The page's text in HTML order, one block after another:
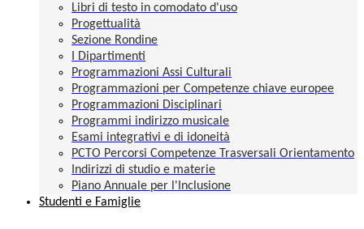
Libri di testo in comodato d'uso
Progettualità
Sezione Rondine
I Dipartimenti
Programmazioni Assi Culturali
Programmazioni per Competenze chiave europee
Programmazioni Disciplinari
Programmi indirizzo musicale
Esami integrativi e di idoneità
PCTO Percorsi Competenze Trasversali Orientamento
Indirizzi di studio e materie
Piano Annuale per l'Inclusione
Studenti e Famiglie